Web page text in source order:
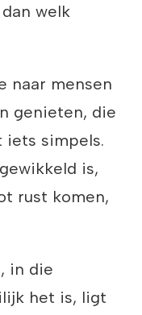
welk
naar mensen
genieten, die
iets simpels.
is,
rust komen,
in die
het is, ligt